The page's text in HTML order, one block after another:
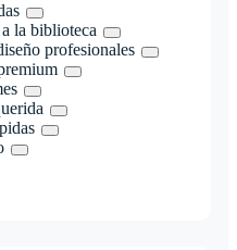
la biblioteca
profesionales